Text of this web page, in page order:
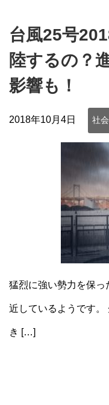
台風25号
陸するの？
影響も！
2018年10月4日 社
猛烈に強い勢力を保
近しているようです。
き […]